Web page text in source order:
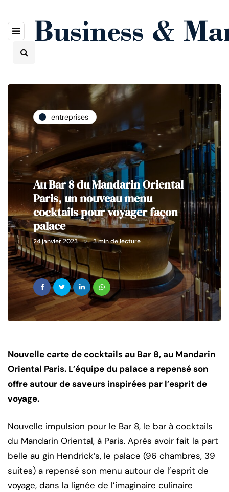
entreprises
Au Bar 8 du Mandarin Oriental
Paris, un nouveau menu
cocktails pour voyager façon
palace
24 janvier 2023 3 min de lecture
Nouvelle carte de cocktails au Bar 8, au Mandarin
Oriental Paris. L’équipe du palace a repensé son
offre autour de saveurs inspirées par l’esprit de
voyage.
Nouvelle impulsion pour le Bar 8, le bar à cocktails
du Mandarin Oriental, à Paris. Après avoir fait la part
belle au gin Hendrick’s, le palace (96 chambres, 39
suites) a repensé son menu autour de l’esprit de
voyage, dans la lignée de l’imaginaire culinaire